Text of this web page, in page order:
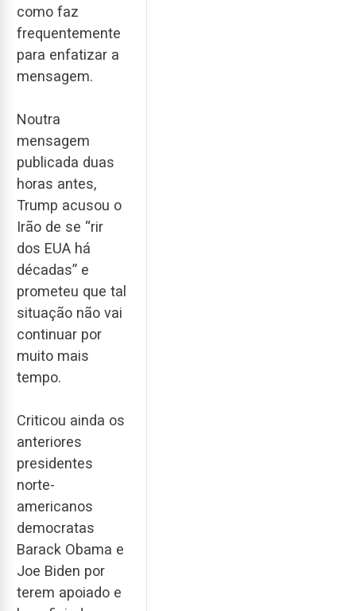
como faz
frequentemente
para enfatizar a
mensagem.
Noutra
mensagem
publicada duas
horas antes,
Trump acusou o
Irão de se “rir
dos EUA há
décadas” e
prometeu que tal
situação não vai
continuar por
muito mais
tempo.
Criticou ainda os
anteriores
presidentes
norte-
americanos
democratas
Barack Obama e
Joe Biden por
terem apoiado e